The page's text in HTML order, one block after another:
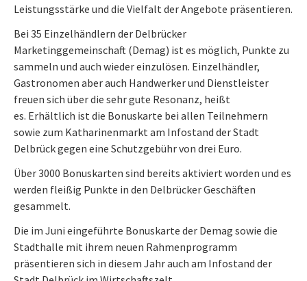
Leistungsstärke und die Vielfalt der Angebote präsentieren.
Bei 35 Einzelhändlern der Delbrücker
Marketinggemeinschaft (Demag) ist es möglich, Punkte zu
sammeln und auch wieder einzulösen. Einzelhändler,
Gastronomen aber auch Handwerker und Dienstleister
freuen sich über die sehr gute Resonanz, heißt
es. Erhältlich ist die Bonuskarte bei allen Teilnehmern
sowie zum Katharinenmarkt am Infostand der Stadt
Delbrück gegen eine Schutzgebühr von drei Euro.
Über 3000 Bonuskarten sind bereits aktiviert worden und es
werden fleißig Punkte in den Delbrücker Geschäften
gesammelt.
Die im Juni eingeführte Bonuskarte der Demag sowie die
Stadthalle mit ihrem neuen Rahmenprogramm
präsentieren sich in diesem Jahr auch am Infostand der